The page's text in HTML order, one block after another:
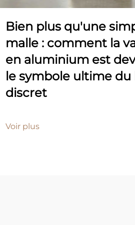
Bien plus qu'une
malle : comment la
en aluminium est
le symbole ultime du
discret
Voir plus